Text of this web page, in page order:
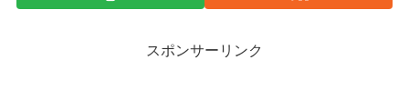
スポンサーリンク